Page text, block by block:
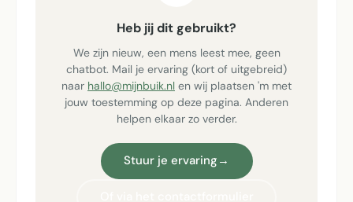
Heb jij dit gebruikt?
We zijn nieuw, een mens leest mee, geen
chatbot. Mail je ervaring (kort of uitgebreid)
naar hallo@mijnbuik.nl en wij plaatsen 'm met
jouw toestemming op deze pagina. Anderen
helpen elkaar zo verder.
Stuur je ervaring →